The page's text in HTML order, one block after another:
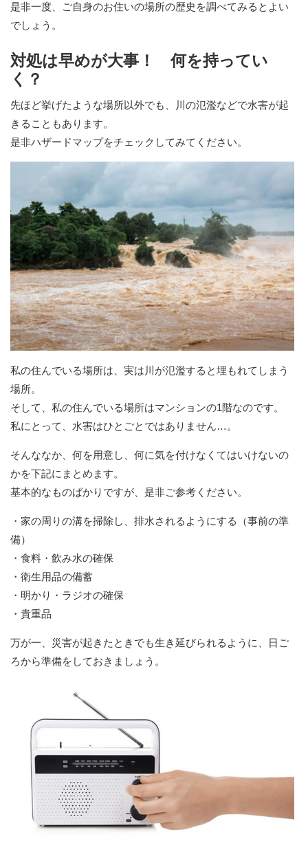
是非一度、ご自身のお住いの場所の歴史を調べてみるとよい
でしょう。
対処は早めが大事！ 何を持ってい
く？
先ほど挙げたような場所以外でも、川の氾濫などで水害が起
きることもあります。
是非ハザードマップをチェックしてみてください。
私の住んでいる場所は、実は川が氾濫すると埋もれてしまう
場所。
そして、私の住んでいる場所はマンションの1階なのです。
私にとって、水害はひとごとではありません…。
そんななか、何を用意し、何に気を付けなくてはいけないの
かを下記にまとめます。
基本的なものばかりですが、是非ご参考ください。
・家の周りの溝を掃除し、排水されるようにする（事前の準
備）
・食料・飲み水の確保
・衛生用品の備蓄
・明かり・ラジオの確保
・貴重品
万が一、災害が起きたときでも生き延びられるように、日ご
ろから準備をしておきましょう。